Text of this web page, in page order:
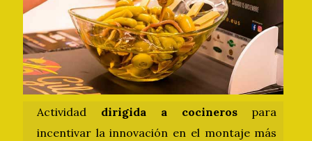
Actividad dirigida a cocinerospara
incentivar la innovación en el montaje más